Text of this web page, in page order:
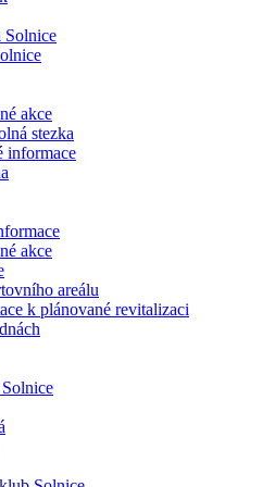
Solnice
akce
stezka
informace
akce
areálu
k plánované revitalizaci